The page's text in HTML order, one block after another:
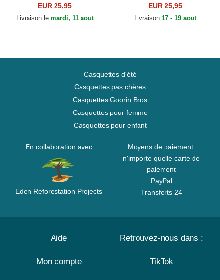
9FORTY League Essential
New York Yankees MLB...
EUR 25,95
Livraison le mardi, 11 aout
9FORTY Mini Logo New York
Yankees MLB New Era
EUR 25,95
Livraison 17 - 19 aout
Casquettes d'été
Casquettes pas chères
Casquettes Goorin Bros
Casquettes pour femme
Casquettes pour enfant
En collaboration avec
Eden Reforestation Projects
Moyens de paiement:
n'importe quelle carte de
paiement
PayPal
Transferts 24
Aide
Mon compte
Retrouvez-nous dans :
TikTok